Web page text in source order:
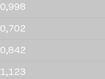
0,998
0,702
0,842
1,123